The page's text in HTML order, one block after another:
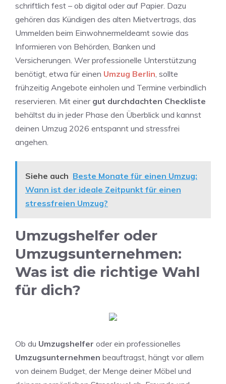
schriftlich fest – ob digital oder auf Papier. Dazu
gehören das Kündigen des alten Mietvertrags, das
Ummelden beim Einwohnermeldeamt sowie das
Informieren von Behörden, Banken und
Versicherungen. Wer professionelle Unterstützung
benötigt, etwa für einen Umzug Berlin, sollte
frühzeitig Angebote einholen und Termine verbindlich
reservieren. Mit einer gut durchdachten Checkliste
behältst du in jeder Phase den Überblick und kannst
deinen Umzug 2026 entspannt und stressfrei
angehen.
Siehe auch Beste Monate für einen Umzug:
Wann ist der ideale Zeitpunkt für einen
stressfreien Umzug?
Umzugshelfer oder
Umzugsunternehmen:
Was ist die richtige Wahl
für dich?
Ob du Umzugshelfer oder ein professionelles
Umzugsunternehmen beauftragst, hängt vor allem
von deinem Budget, der Menge deiner Möbel und